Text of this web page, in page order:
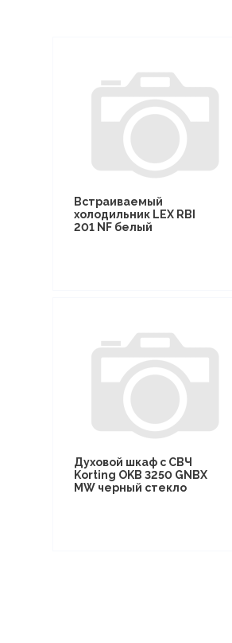
Встраиваемый
холодильник LEX RBI
201 NF белый
Духовой шкаф с СВЧ
Korting OKB 3250 GNBX
MW черный стекло